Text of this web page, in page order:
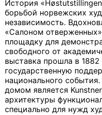
История
борьбой норвежских
независимость.
«Салоном
площадку для
свободного от
выставка прошла в
государственную
национального
домом является
архитектуры
специально для нужд